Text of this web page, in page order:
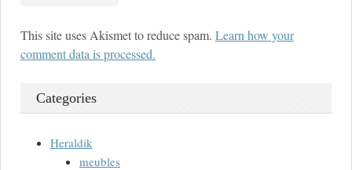
This site uses Akismet to reduce spam. Learn how your
comment data is processed.
Categories
Heraldik
meubles